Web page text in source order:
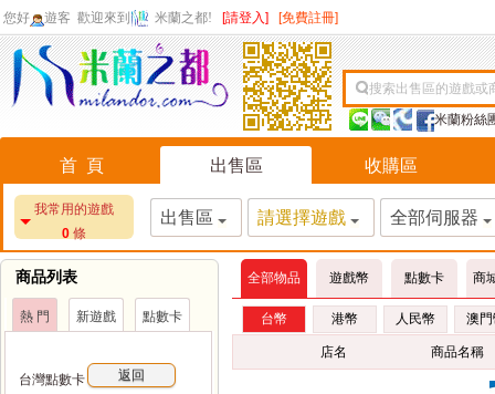
您好 遊客 歡迎來到 米蘭之都! [請登入] [免費註冊]
搜索出售區的遊戲或
米蘭粉絲
首 頁 出售區 收購區
我常用的遊戲
0 條
出售區 請選擇遊戲 全部伺服器
商品列表
熱 門 新遊戲 點數卡
台灣點數卡 返回
全部物品 遊戲幣 點數卡 商
台幣 港幣 人民幣 澳
店名 商品名稱